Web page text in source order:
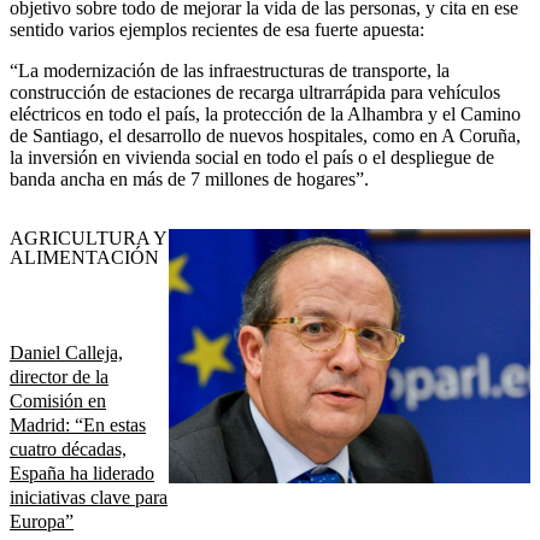
objetivo sobre todo de mejorar la vida de las personas, y cita en ese
sentido varios ejemplos recientes de esa fuerte apuesta:
“La modernización de las infraestructuras de transporte, la
construcción de estaciones de recarga ultrarrápida para vehículos
eléctricos en todo el país, la protección de la Alhambra y el Camino
de Santiago, el desarrollo de nuevos hospitales, como en A Coruña,
la inversión en vivienda social en todo el país o el despliegue de
banda ancha en más de 7 millones de hogares”.
Daniel Calleja,
director de la
Comisión en
Madrid: “En estas
cuatro décadas,
España ha liderado
iniciativas clave para
Europa”
AGRICULTURA Y
ALIMENTACIÓN